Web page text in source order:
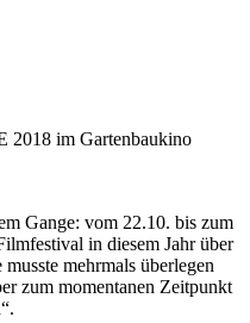
im Gartenbaukino
Gange: vom 22.10. bis zum
in diesem Jahr über
mehrmals überlegen
zum momentanen Zeitpunkt